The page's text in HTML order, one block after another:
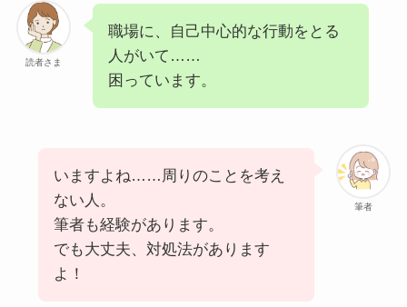
読者さま
職場に、自己中心的な行動をとる
人がいて……
困っています。
筆者
いますよね……周りのことを考え
ない人。
筆者も経験があります。
でも大丈夫、対処法があります
よ！